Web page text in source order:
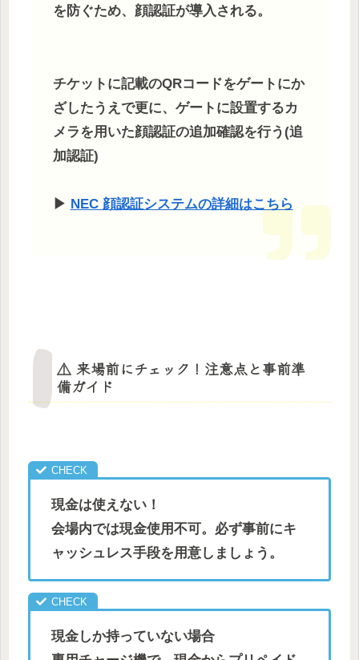
を防ぐため、顔認証が導入される。
チケットに記載のQRコードをゲートにか
ざしたうえで更に、ゲートに設置するカ
メラを用いた顔認証の追加確認を行う(追
加認証)
▶ NEC 顔認証システムの詳細はこちら
⚠️ 来場前にチェック！注意点と事前準
備ガイド
現金は使えない！
会場内では現金使用不可。必ず事前にキ
ャッシュレス手段を用意しましょう。
現金しか持っていない場合